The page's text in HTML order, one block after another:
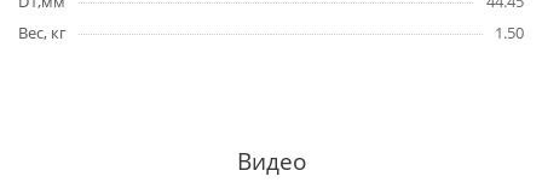
Вес, кг
1.50
Видео